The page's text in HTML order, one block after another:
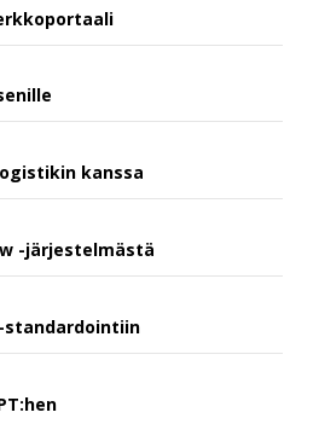
kanssa
-järjestelmästä
standardointiin